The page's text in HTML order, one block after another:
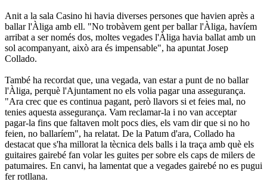
Anit a la sala Casino hi havia diverses persones que havien après a
ballar l'Àliga amb ell. "No trobàvem gent per ballar l'Àliga, havíem
arribat a ser només dos, moltes vegades l'Àliga havia ballat amb un
sol acompanyant, això ara és impensable", ha apuntat Josep
Collado.
També ha recordat que, una vegada, van estar a punt de no ballar
l'Àliga, perquè l'Ajuntament no els volia pagar una assegurança.
"Ara crec que es continua pagant, però llavors si et feies mal, no
tenies aquesta assegurança. Vam reclamar-la i no van acceptar
pagar-la fins que faltaven molt pocs dies, els vam dir que si no ho
feien, no ballaríem", ha relatat. De la Patum d'ara, Collado ha
destacat que s'ha millorat la tècnica dels balls i la traça amb què els
guitaires gairebé fan volar les guites per sobre els caps de milers de
patumaires. En canvi, ha lamentat que a vegades gairebé no es pugui
fer rotllana.